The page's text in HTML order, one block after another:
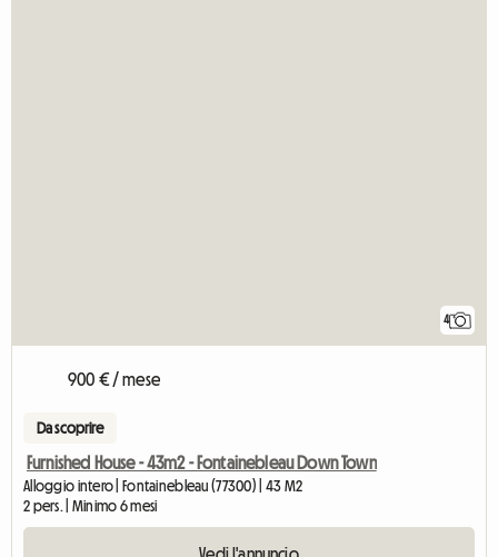
4
900 € / mese
Da scoprire
Furnished House - 43m2 - Fontainebleau Down Town
Alloggio intero | Fontainebleau (77300) | 43 M2
2 pers. | Minimo 6 mesi
Vedi l'annuncio